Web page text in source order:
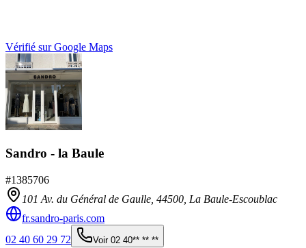
Vérifié sur Google Maps
Sandro - la Baule
#1385706
101 Av. du Général de Gaulle, 44500 La Baule-Escoublac
fr.sandro-paris.com
02 40 60 29 72
Voir 02 40** ** **